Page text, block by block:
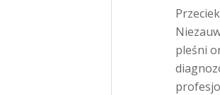
pleśni